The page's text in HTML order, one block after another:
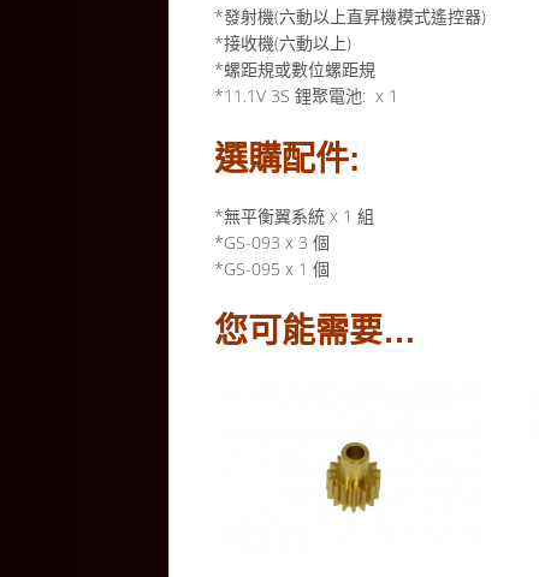
*發射機(六動以上直昇機模式遙控器)
*接收機(六動以上)
*螺距規或數位螺距規
*11.1V 3S 鋰聚電池: x 1
選購配件:
*無平衡翼系統 x 1 組
*GS-093 x 3 個
*GS-095 x 1 個
您可能需要…